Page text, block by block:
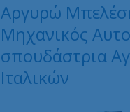
Αργυρώ
Μηχανικός
σπουδάστρια
Ιταλικών